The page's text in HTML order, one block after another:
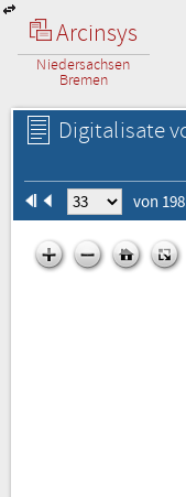
Arcinsys
Niedersachsen
Bremen
Digitalisate
von 198